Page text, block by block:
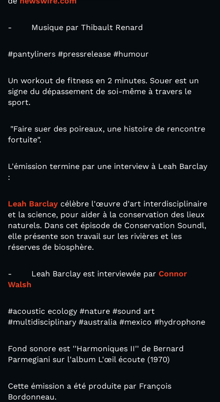
- Musique par Thibault Renard
#pantyliners #pressrelease #humour
Un workout de fitness en 2 minutes. Souer est un
signe du dépassement de soi-même à travers le
sport.
"Faire suer des poireaux, une histoire de rencontre
fortuite".
L'émission termine par une interview à Leah Barclay
:
Leah Barclay célèbre l'œuvre d'art interdisciplinaire
et la science, pour aider à la conservation des lieux
naturels. Dans cet épisode de Conservation Soundl,
elle présente son travail sur les rivières et les
réserves de biosphère.
- Leah Barclay est interviewée par Connor
Walsh
#acoustic ecology #nature #sound art
#multidisciplinary #australia #mexico #hydrophone
Fond sonore est ''Harmoniques II'' de Bernard
Parmegiani sur l'album L'œil écoute (1970)
Cette émission a été produite par François
Bordonneau.